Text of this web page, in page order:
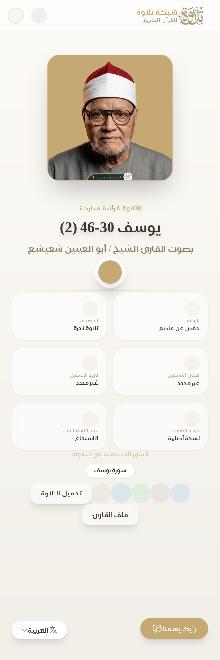
شبكة تلاوة
للقرآن الكريم
تلاوة قرآنية مباركة
يوسف 30-46 (2)
بصوت القارئ الشيخ / أبو العينين شعيشع
الرواية
حفص عن عاصم
المصحف
تلاوة نادرة
مكان التسجيل
غير محدد
تاريخ التسجيل
غير محدد
جودة الصوت
نسخة أصلية
عدد الاستماعات
8 استماع
السور المتضمنة في التلاوة:
سورة يوسف
تحميل التلاوة
ملف القارئ
العربية رأيك يهمنا